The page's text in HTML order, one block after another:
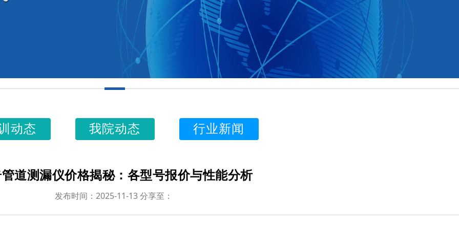
动态 我院动态 行业新闻
道测漏仪价格揭秘：各型号报价与性能分析
发布时间：2025-11-13 分享至：